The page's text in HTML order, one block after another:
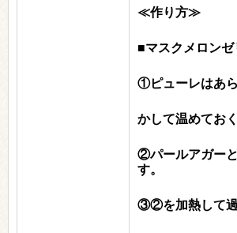
≪作り方≫
■マスクメロンゼ
①ピューレはあ
かして温めておく
②パールアガー
す。
③②を加熱して過